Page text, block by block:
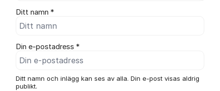
Ditt namn *
Din e-postadress *
Ditt namn och inlägg kan ses av alla. Din e-post visas aldrig
publikt.